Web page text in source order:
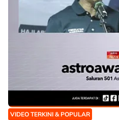
VIDEO TERKINI & POPULAR